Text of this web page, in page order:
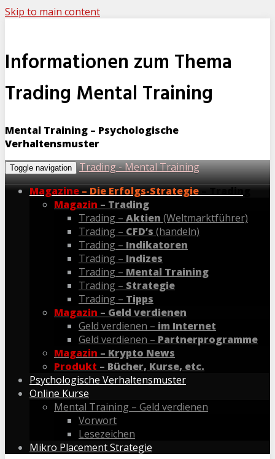
Skip to main content
Informationen zum Thema
Trading Mental Training
Mental Training – Psychologische
Verhaltensmuster
Toggle navigation
Trading - Mental Training
Magazine – Die Erfolgs-Strategie – Trading
Magazin – Trading
Trading – Aktien (Weltmarktführer)
Trading – CFD’s (handeln)
Trading – Indikatoren
Trading – Indizes
Trading – Mental Training
Trading – Strategie
Trading – Tipps
Magazin – Geld verdienen
Geld verdienen – im Internet
Geld verdienen – Partnerprogramme
Magazin – Krypto News
Produkt – Bücher, Kurse, etc.
Psychologische Verhaltensmuster
Online Kurse
Mental Training – Geld verdienen
Vorwort
Lesezeichen
Mikro Placement Strategie